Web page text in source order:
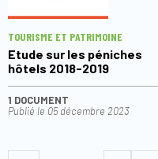
TOURISME ET PATRIMOINE
Etude sur les péniches
hôtels 2018-2019
1 DOCUMENT
Publié le 05 décembre 2023